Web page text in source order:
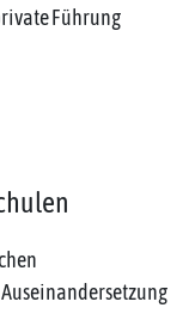
Führung